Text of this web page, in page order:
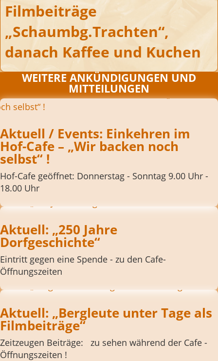
Filmbeiträge
„Schaumbg.Trachten“,
danach Kaffee und Kuchen
WEITERE ANKÜNDIGUNGEN UND
MITTEILUNGEN
Aktuell / Events: Einkehren im
Hof-Cafe – „Wir backen noch
selbst“ !
Hof-Cafe geöffnet: Donnerstag - Sonntag 9.00 Uhr -
18.00 Uhr
Aktuell: „250 Jahre
Dorfgeschichte“
Eintritt gegen eine Spende - zu den Cafe-
Öffnungszeiten
Aktuell: „Bergleute unter Tage als
Filmbeiträge“
Zeitzeugen Beiträge: zu sehen während der Cafe -
Öffnungszeiten !